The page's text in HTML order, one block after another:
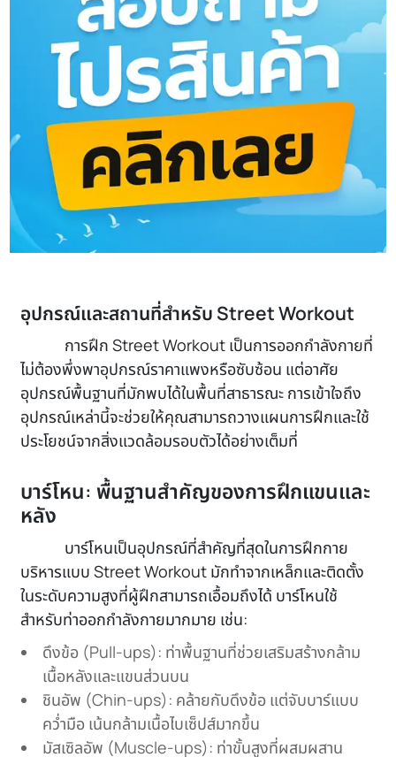
อุปกรณ์และสถานที่สำหรับ Street Workout
การฝึก Street Workout เป็นการออกกำลังกายที่
ไม่ต้องพึ่งพาอุปกรณ์ราคาแพงหรือซับซ้อน แต่อาศัย
อุปกรณ์พื้นฐานที่มักพบได้ในพื้นที่สาธารณะ การเข้าใจถึง
อุปกรณ์เหล่านี้จะช่วยให้คุณสามารถวางแผนการฝึกและใช้
ประโยชน์จากสิ่งแวดล้อมรอบตัวได้อย่างเต็มที่
บาร์โหน: พื้นฐานสำคัญของการฝึกแขนและ
หลัง
บาร์โหนเป็นอุปกรณ์ที่สำคัญที่สุดในการฝึกกาย
บริหารแบบ Street Workout มักทำจากเหล็กและติดตั้ง
ในระดับความสูงที่ผู้ฝึกสามารถเอื้อมถึงได้ บาร์โหนใช้
สำหรับท่าออกกำลังกายมากมาย เช่น:
ดึงข้อ (Pull-ups): ท่าพื้นฐานที่ช่วยเสริมสร้างกล้าม
เนื้อหลังและแขนส่วนบน
ชินอัพ (Chin-ups): คล้ายกับดึงข้อ แต่จับบาร์แบบ
คว่ำมือ เน้นกล้ามเนื้อไบเซ็ปส์มากขึ้น
มัสเซิลอัพ (Muscle-ups): ท่าขั้นสูงที่ผสมผสาน